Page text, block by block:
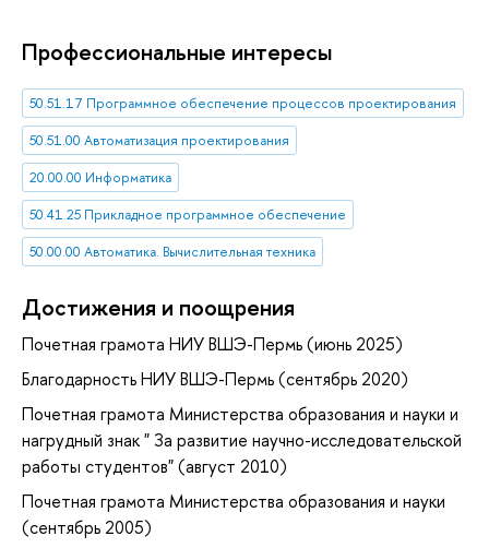
Профессиональные интересы
50.51.17 Программное обеспечение процессов проектирования
50.51.00 Автоматизация проектирования
20.00.00 Информатика
50.41.25 Прикладное программное обеспечение
50.00.00 Автоматика. Вычислительная техника
Достижения и поощрения
Почетная грамота НИУ ВШЭ-Пермь (июнь 2025)
Благодарность НИУ ВШЭ-Пермь (сентябрь 2020)
Почетная грамота Министерства образования и науки и
нагрудный знак " За развитие научно-исследовательской
работы студентов" (август 2010)
Почетная грамота Министерства образования и науки
(сентябрь 2005)